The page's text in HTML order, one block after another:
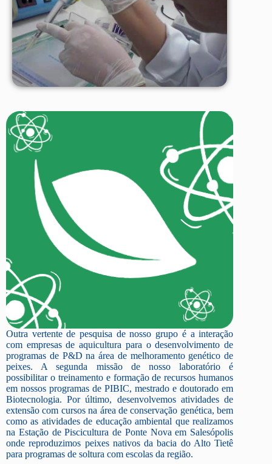
Outra vertente de pesquisa de nosso grupo é a interação
com empresas de aquicultura para o desenvolvimento de
programas de P&D na área de melhoramento genético de
peixes. A segunda missão de nosso laboratório é
possibilitar o treinamento e formação de recursos humanos
em nossos programas de PIBIC, mestrado e doutorado em
Biotecnologia. Por último, desenvolvemos atividades de
extensão com cursos na área de conservação genética, bem
como as atividades de educação ambiental que realizamos
na Estação de Piscicultura de Ponte Nova em Salesópolis
onde reproduzimos peixes nativos da bacia do Alto Tietê
para programas de soltura com escolas da região.